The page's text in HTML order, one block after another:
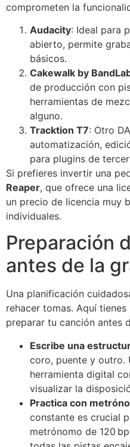
comprometen la
Audacity: Ideal para
abierto, permite
básicos.
Cakewalk by
de producción con
herramientas de
alguno.
Tracktion T7: Otro
automatización,
para plugins de
Si prefieres invertir una
Reaper, que ofrece una
un precio de licencia muy
individuales.
Preparación
antes de la
Una planificación
rehacer tomas. Aquí
preparar tu canción antes
Escribe una
coro, puente y outro.
herramienta digital
visualizar la
Practica con
constante es crucial
metrónomo de 120